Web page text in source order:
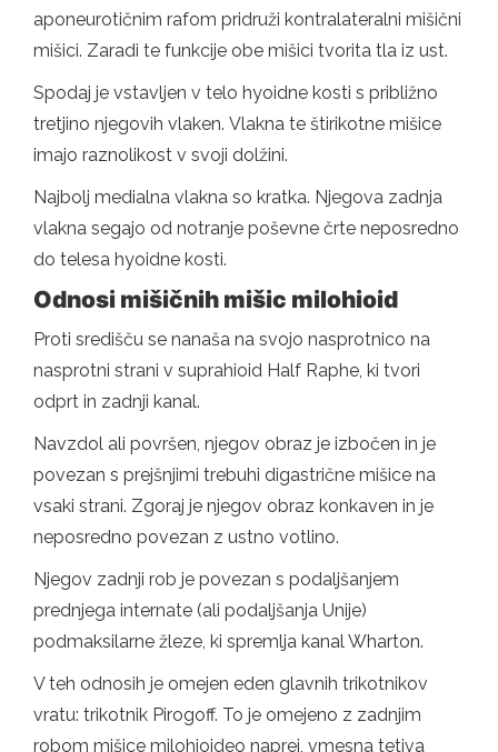
aponeurotičnim rafom pridruži kontralateralni mišični
mišici. Zaradi te funkcije obe mišici tvorita tla iz ust.
Spodaj je vstavljen v telo hyoidne kosti s približno
tretjino njegovih vlaken. Vlakna te štirikotne mišice
imajo raznolikost v svoji dolžini.
Najbolj medialna vlakna so kratka. Njegova zadnja
vlakna segajo od notranje poševne črte neposredno
do telesa hyoidne kosti.
Odnosi mišičnih mišic milohioid
Proti središču se nanaša na svojo nasprotnico na
nasprotni strani v suprahioid Half Raphe, ki tvori
odprt in zadnji kanal.
Navzdol ali površen, njegov obraz je izbočen in je
povezan s prejšnjimi trebuhi digastrične mišice na
vsaki strani. Zgoraj je njegov obraz konkaven in je
neposredno povezan z ustno votlino.
Njegov zadnji rob je povezan s podaljšanjem
prednjega internate (ali podaljšanja Unije)
podmaksilarne žleze, ki spremlja kanal Wharton.
V teh odnosih je omejen eden glavnih trikotnikov
vratu: trikotnik Pirogoff. To je omejeno z zadnjim
robom mišice milohioideo naprej, vmesna tetiva